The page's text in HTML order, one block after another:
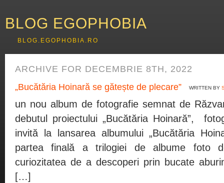
BLOG EGOPHOBIA
BLOG.EGOPHOBIA.RO
ARCHIVE FOR DECEMBRIE 8TH, 2022
„Bucătăria Hoinară se gătește de plecare”
WRITTEN BY
un nou album de fotografie semnat de
debutul proiectului „Bucătăria Hoinară”,
invită la lansarea albumului „Bucătăria
partea finală a trilogiei de albume foto
curiozitatea de a descoperi prin bucate
[…]